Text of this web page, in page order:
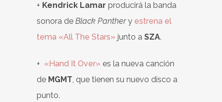
+ Kendrick Lamar producirá la banda
sonora de Black Panthery estrena el
tema «All The Stars» junto a SZA.
+ «Hand It Over» es la nueva canción
de MGMT, que tienen su nuevo disco a
punto.